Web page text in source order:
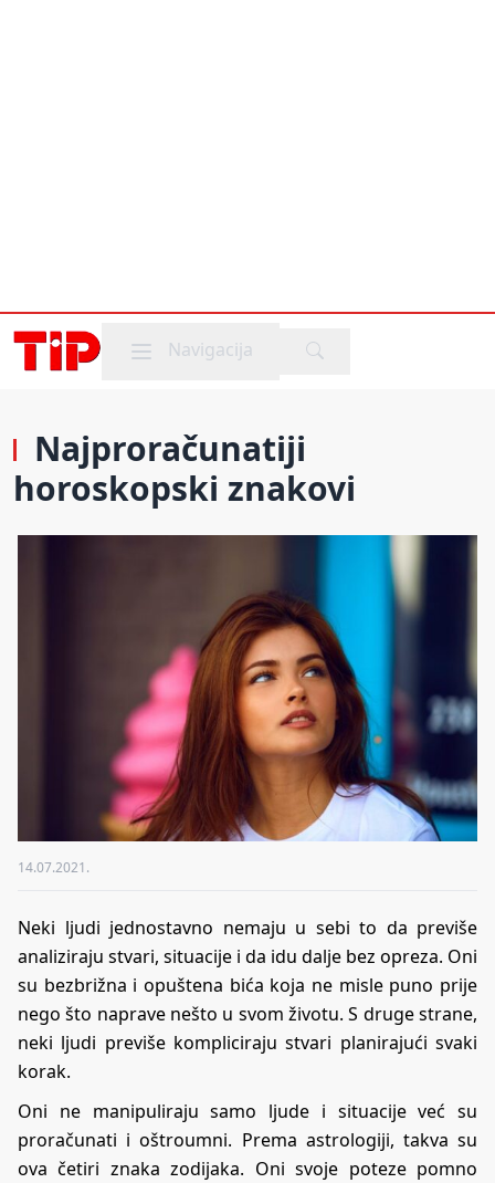
Mobile menu
Navigacija
Najproračunatiji
horoskopski znakovi
14.07.2021.
Neki ljudi jednostavno nemaju u sebi to da previše
analiziraju stvari, situacije i da idu dalje bez opreza. Oni
su bezbrižna i opuštena bića koja ne misle puno prije
nego što naprave nešto u svom životu. S druge strane,
neki ljudi previše kompliciraju stvari planirajući svaki
korak.
Oni ne manipuliraju samo ljude i situacije već su
proračunati i oštroumni. Prema astrologiji, takva su
ova četiri znaka zodijaka. Oni svoje poteze pomno